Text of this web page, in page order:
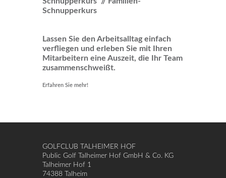
Schnupperkurs
Lassen Sie den Arbeitsalltag einfach
verfliegen und erleben Sie mit Ihren
Mitarbeitern eine Auszeit, die Ihr Team
zusammenschweißt.
Erfahren Sie mehr!
GOLFCLUB TALHEIMER HOF
Public Golf Talheimer Hof GmbH & Co. KG
Talheimer Hof 1
74388 Talheim